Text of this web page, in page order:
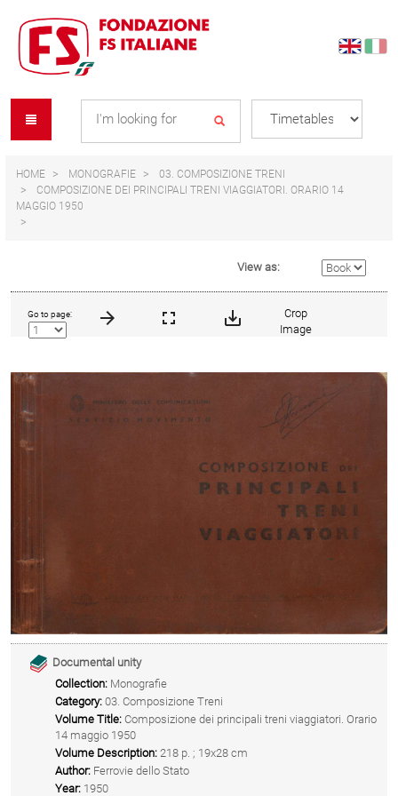
content
navigation
menu
HOME MONOGRAFIE
03. COMPOSIZIONE TRENI
COMPOSIZIONE DEI PRINCIPALI TRENI VIAGGIATORI. ORARIO 14
MAGGIO 1950
View as:
Go to page:
Crop
Image
Documental unity
Collection: Monografie
Category: 03. Composizione Treni
Volume Title: Composizione dei principali treni viaggiatori. Orario
14 maggio 1950
Volume Description: 218 p. ; 19x28 cm
Author: Ferrovie dello Stato
Year: 1950